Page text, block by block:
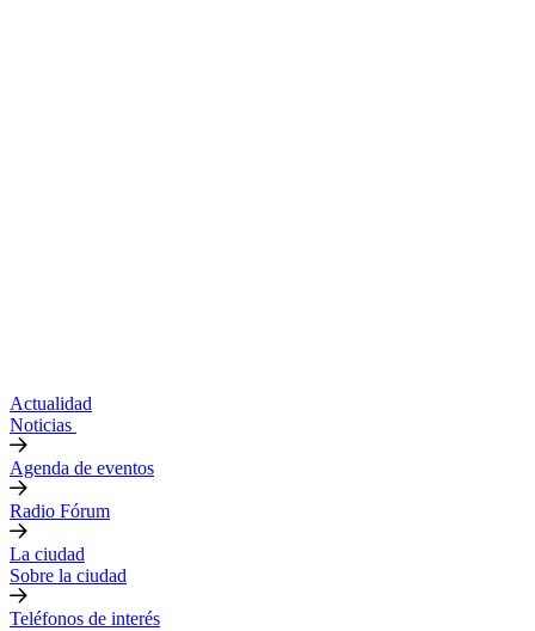
Actualidad
Noticias
Agenda de eventos
Radio Fórum
La ciudad
Sobre la ciudad
Teléfonos de interés